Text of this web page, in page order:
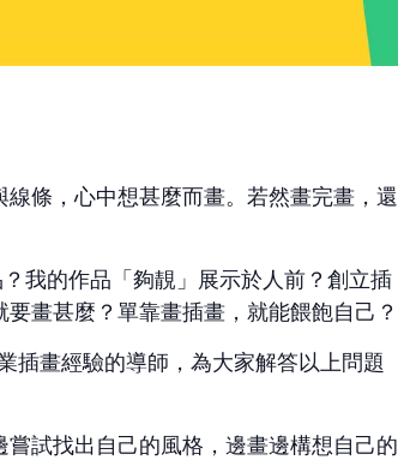
條，心中想甚麼而畫。若然畫完畫，還
我的作品「夠靚」展示於人前？創立插
畫甚麼？單靠畫插畫，就能餵飽自己？
插畫經驗的導師，為大家解答以上問題
試找出自己的風格，邊畫邊構想自己的